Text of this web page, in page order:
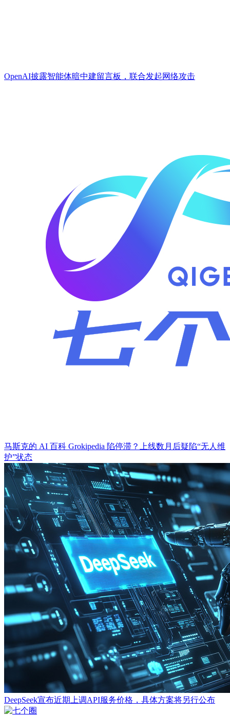
OpenAI披露智能体暗中建留言板，联合发起网络攻击
马斯克的 AI 百科 Grokipedia 陷停滞？上线数月后疑陷“无人维
护”状态
DeepSeek宣布近期上调API服务价格，具体方案将另行公布